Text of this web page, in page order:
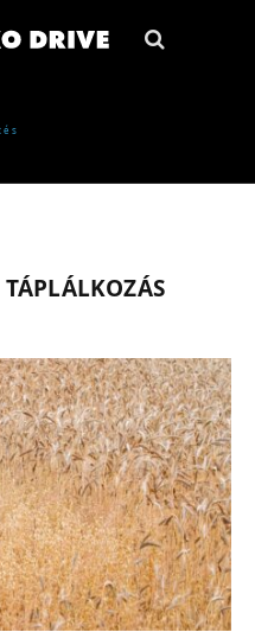
TÁPLÁLKOZÁS